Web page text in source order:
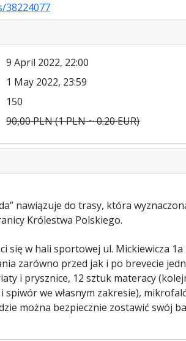
9 April 2022, 22:00
1 May 2022, 23:59
150
90,00 PLN (1 PLN ~ 0.20 EUR)
nawiązuje do trasy, która
Królestwa Polskiego.
się w hali sportowej ul. Mickiewicza 1a
zarówno przed jak i po brevecie
i prysznice, 12 sztuk materacy
we własnym zakresie),
można bezpiecznie zostawić swój